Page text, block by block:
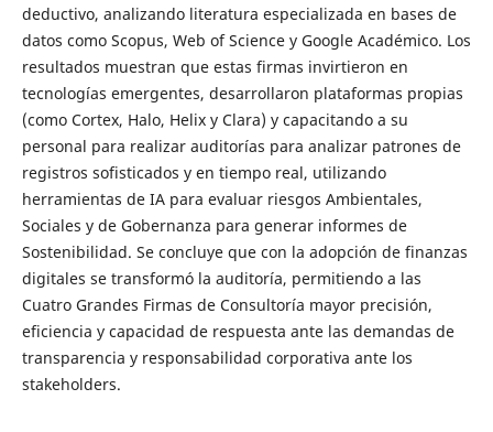
deductivo, analizando literatura especializada en bases de
datos como Scopus, Web of Science y Google Académico. Los
resultados muestran que estas firmas invirtieron en
tecnologías emergentes, desarrollaron plataformas propias
(como Cortex, Halo, Helix y Clara) y capacitando a su
personal para realizar auditorías para analizar patrones de
registros sofisticados y en tiempo real, utilizando
herramientas de IA para evaluar riesgos Ambientales,
Sociales y de Gobernanza para generar informes de
Sostenibilidad. Se concluye que con la adopción de finanzas
digitales se transformó la auditoría, permitiendo a las
Cuatro Grandes Firmas de Consultoría mayor precisión,
eficiencia y capacidad de respuesta ante las demandas de
transparencia y responsabilidad corporativa ante los
stakeholders.